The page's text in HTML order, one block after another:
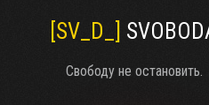
[SV_D_]
Свободу не остановить.